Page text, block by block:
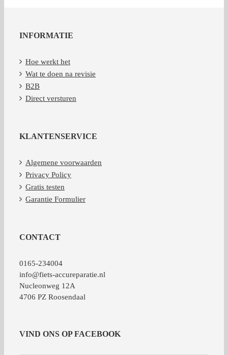
INFORMATIE
Hoe werkt het
Wat te doen na revisie
B2B
Direct versturen
KLANTENSERVICE
Algemene voorwaarden
Privacy Policy
Gratis testen
Garantie Formulier
CONTACT
0165-234004
info@fiets-accureparatie.nl
Nucleonweg 12A
4706 PZ Roosendaal
VIND ONS OP FACEBOOK